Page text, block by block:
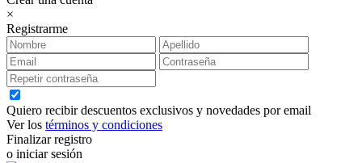
×
Registrarme
Quiero recibir descuentos exclusivos y novedades por email
Ver los términos y condiciones
Finalizar registro
o iniciar sesión